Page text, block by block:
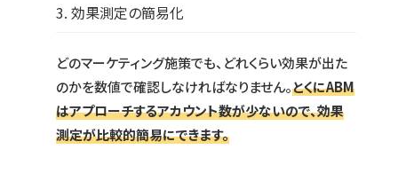
3. 効果測定の簡易化
どのマーケティング施策でも、どれくらい効果が出た
のかを数値で確認しなければなりません。とくにABM
はアプローチするアカウント数が少ないので、効果
測定が比較的簡易にできます。